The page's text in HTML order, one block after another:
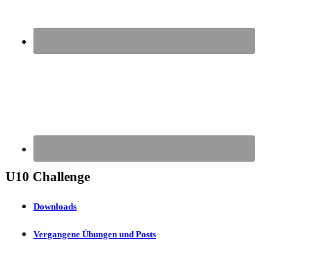
U10 Challenge
Downloads
Vergangene Übungen und Posts